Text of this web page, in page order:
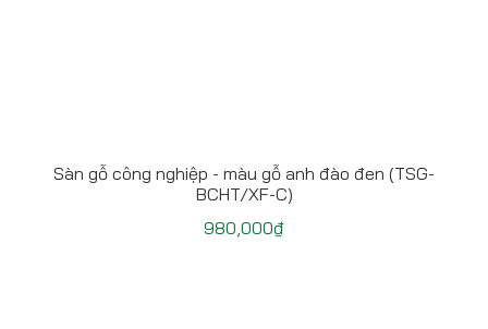
Sàn gỗ công nghiệp - màu gỗ anh đào đen (TSG-
BCHT/XF-C)
980,000₫